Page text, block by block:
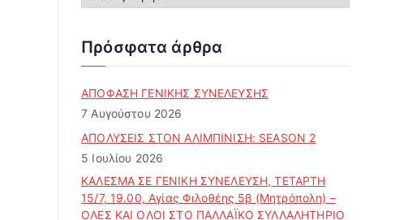
ρ
ε
ά
ρ
ρ
ω
ν
Πρόσφατα άρθρα
ΑΠΟΦΑΣΗ ΓΕΝΙΚΗΣ ΣΥΝΕΛΕΥΣΗΣ
7 Αυγούστου 2026
ΑΠΟΛΥΣΕΙΣ ΣΤΟΝ ΑΛΙΜΠΙΝΙΣΗ: SEASON 2
5 Ιουλίου 2026
ΚΑΛΕΣΜΑ ΣΕ ΓΕΝΙΚΗ ΣΥΝΕΛΕΥΣΗ, ΤΕΤΑΡΤΗ
15/7, 19.00, Αγίας Φιλοθέης 5β (Μητρόπολη) –
ΟΛΕΣ ΚΑΙ ΟΛΟΙ ΣΤΟ ΠΑΛΛΑΪΚΟ ΣΥΛΛΑΛΗΤΗΡΙΟ